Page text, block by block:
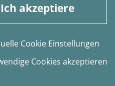
Ich akzeptiere
Cookie Einstellungen
Cookies akzeptieren